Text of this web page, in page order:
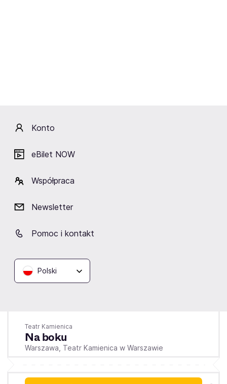
Konto
eBilet NOW
Współpraca
Newsletter
Pomoc i kontakt
Polski
Teatr Kamienica
Na boku
Warszawa, Teatr Kamienica w Warszawie